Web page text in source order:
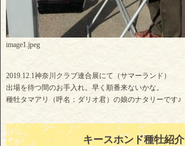
image1.jpeg
2019.12.1神奈川クラブ連合展にて（サマーランド）
出場を待つ間のお手入れ。早く順番来ないかな。
種牡タマアリ（呼名：ダリオ君）の娘のナタリーです♪
キースホンド種牡紹介